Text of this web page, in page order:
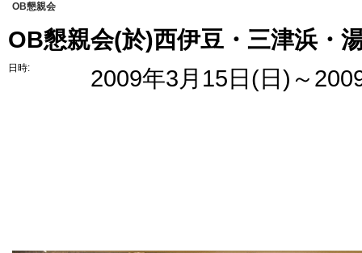
OB懇親会
OB懇親会(於)西伊豆・三津浜・
日時: 2009年3月15日(日)～